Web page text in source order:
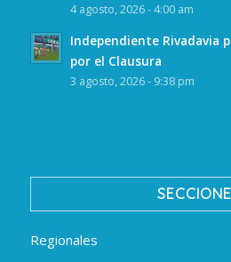
4 agosto, 2026 - 4:00 am
Independiente Rivadavia
por el Clausura
3 agosto, 2026 - 9:38 pm
Regionales